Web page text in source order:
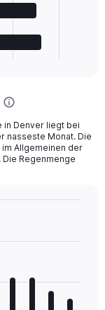
in Denver liegt bei
nasseste Monat. Die
Allgemeinen der
Regenmenge